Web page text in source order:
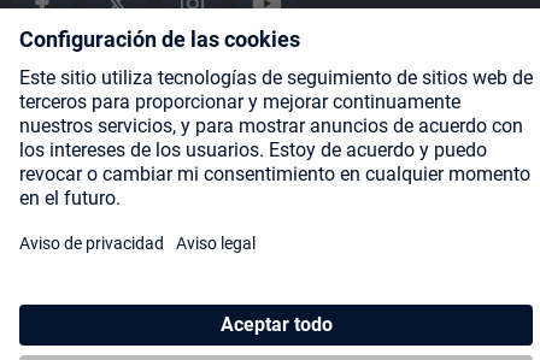
Payment Methods
Shipping
* Todos los precios incluyen IVA másgastos de envíoy posibles